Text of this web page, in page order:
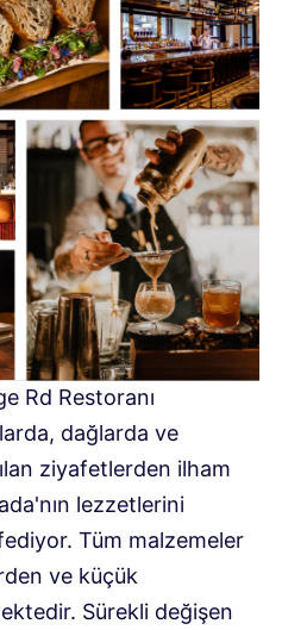
Rd Restoranı
dağlarda ve
ziyafetlerden ilham
lezzetlerini
Tüm malzemeler
ve küçük
Sürekli değişen